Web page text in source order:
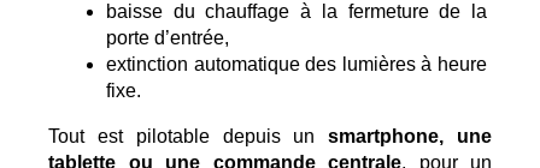
baisse du chauffage à la fermeture de la
porte d’entrée,
extinction automatique des lumières à heure
fixe.
Tout est pilotable depuis unsmartphone, une
tablette ou une commande centrale, pour un